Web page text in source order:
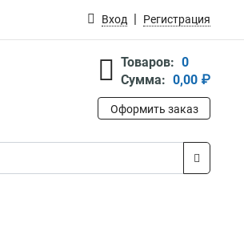
Вход Регистрация
Товаров: 0
Сумма: 0,00 ₽
Оформить заказ